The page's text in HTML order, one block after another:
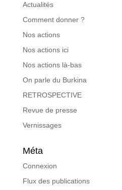
Actualités
Comment donner ?
Nos actions
Nos actions ici
Nos actions là-bas
On parle du Burkina
RETROSPECTIVE
Revue de presse
Vernissages
Méta
Connexion
Flux des publications